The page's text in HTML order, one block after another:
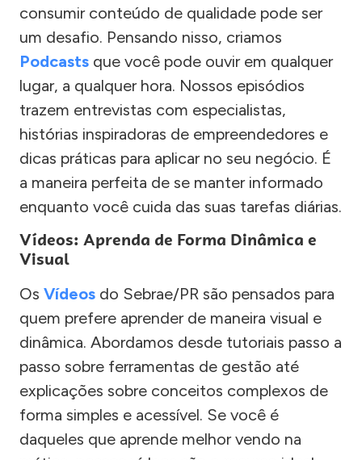
consumir conteúdo de qualidade pode ser
um desafio. Pensando nisso, criamos
Podcasts que você pode ouvir em qualquer
lugar, a qualquer hora. Nossos episódios
trazem entrevistas com especialistas,
histórias inspiradoras de empreendedores e
dicas práticas para aplicar no seu negócio. É
a maneira perfeita de se manter informado
enquanto você cuida das suas tarefas diárias.
Vídeos: Aprenda de Forma Dinâmica e
Visual
Os Vídeos do Sebrae/PR são pensados para
quem prefere aprender de maneira visual e
dinâmica. Abordamos desde tutoriais passo a
passo sobre ferramentas de gestão até
explicações sobre conceitos complexos de
forma simples e acessível. Se você é
daqueles que aprende melhor vendo na